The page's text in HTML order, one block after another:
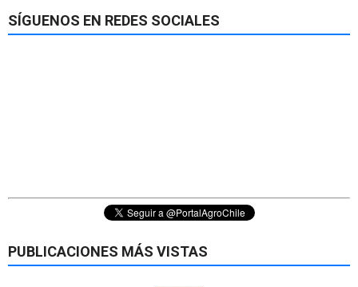
SÍGUENOS EN REDES SOCIALES
PUBLICACIONES MÁS VISTAS